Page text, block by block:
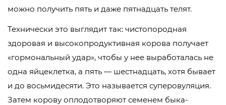
можно получить пять и даже пятнадцать телят.
Технически это выглядит так: чистопородная
здоровая и высокопродуктивная корова получает
«гормональный удар», чтобы у нее выработалась не
одна яйцеклетка, а пять — шестнадцать, хотя бывает
и до восьмидесяти. Это называется суперовуляция.
Затем корову оплодотворяют семенем быка-